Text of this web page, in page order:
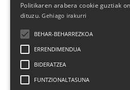
Politikaren arabera cookie guztiak
dituzu.Gehiago irakurri
BEHAR-BEHARREZKOA
ERRENDIMENDUA
BIDERATZEA
FUNTZIONALTASUNA